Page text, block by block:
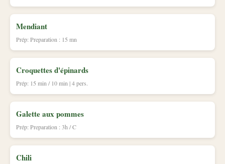
Mendiant
Prép: Preparation : 15 mn
Croquettes d'épinards
Prép: 15 min / 10 min | 4 pers.
Galette aux pommes
Prép: Preparation : 3h / C
Chili